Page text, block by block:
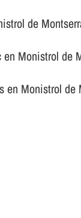
de
Monistrol de
en Monistrol de